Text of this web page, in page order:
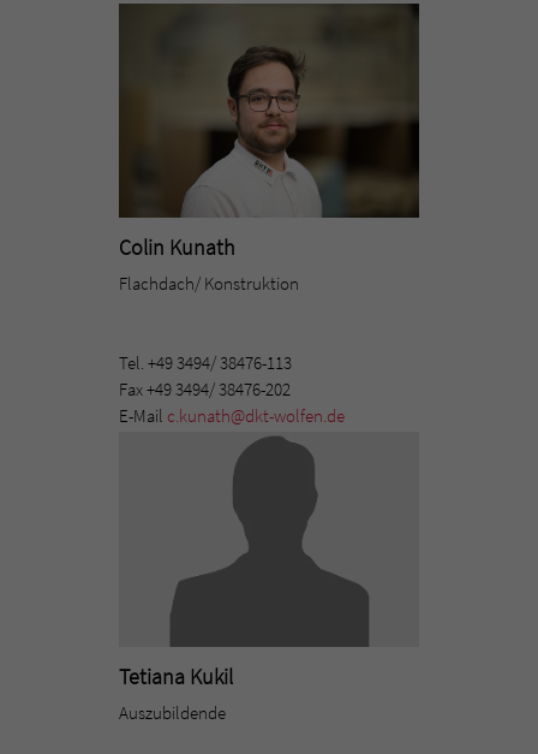
Colin Kunath
Flachdach/ Konstruktion
Tel. +49 3494/ 38476-113
Fax +49 3494/ 38476-202
E-Mail c.kunath@dkt-wolfen.de
Tetiana Kukil
Auszubildende